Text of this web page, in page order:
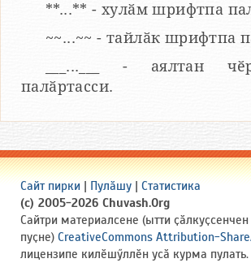
**...** - хулӑм шрифтпа
~~...~~ - тайлӑк шрифтпа
___...___ - аялтан
палӑртасси.
Сайт пирки | Пулӑшу | Статистика
(c) 2005-2026 Chuvash.Org
Сайтри материалсене (ытти
пуҫне) CreativeCommons Attribution-
лицензипе килӗшӳллӗн усӑ курма